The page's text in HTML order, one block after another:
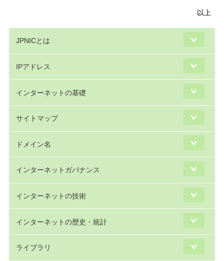
以上
JPNICとは
IPアドレス
インターネットの基礎
サイトマップ
ドメイン名
インターネットガバナンス
インターネットの技術
インターネットの歴史・統計
ライブラリ